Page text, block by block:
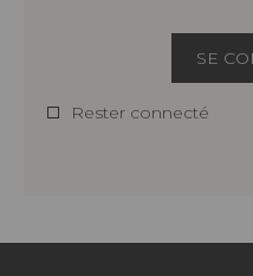
SE
Rester connecté